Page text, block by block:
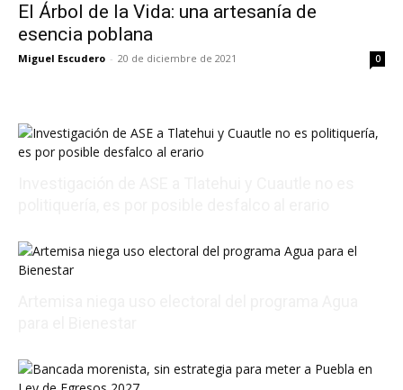
El Árbol de la Vida: una artesanía de
esencia poblana
Miguel Escudero - 20 de diciembre de 2021 0